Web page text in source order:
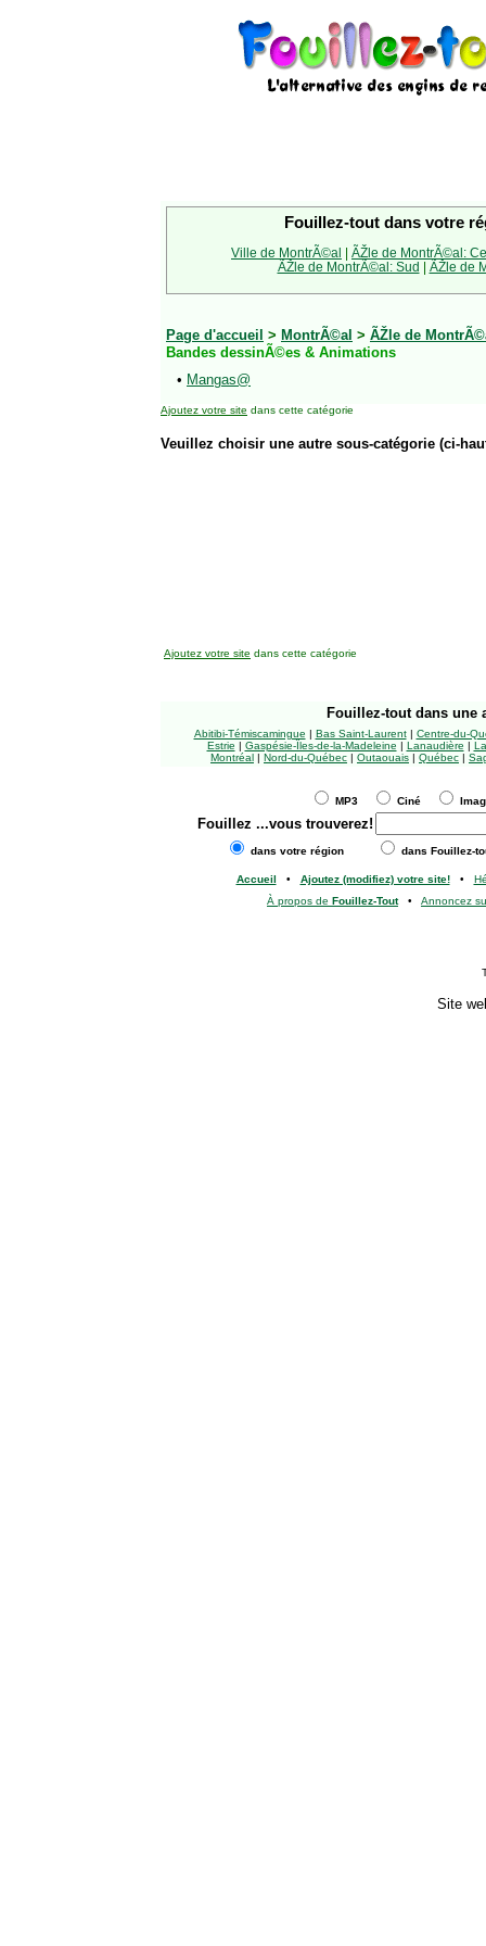
Fouillez-tout dans votre
Ville de MontrÃ©al | ÃŽle de MontrÃ©al:
ÃŽle de MontrÃ©al: Sud | ÃŽle de
Page d'accueil > MontrÃ©al > ÃŽle de
Bandes dessinÃ©es & Animations
• Mangas@
Ajoutez votre site dans cette catégorie
Veuillez choisir une autre sous-catégorie (ci-
Ajoutez votre site dans cette catégorie
Fouillez-tout dans une
Abitibi-Témiscamingue | Bas Saint-Laurent| Centre-du-
Estrie | Gaspésie-Îles-de-la-Madeleine | Lanaudière |
Montréal | Nord-du-Québec | Outaouais | Québec |
MP3 Ciné
Fouillez ...vous trouverez!
dans votre région dans Fouillez-
Accueil • Ajoutez (modifiez) votre site!•
À propos de Fouillez-Tout• Annoncez
Site